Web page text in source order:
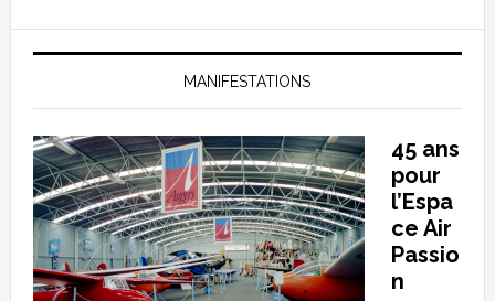
MANIFESTATIONS
45 ans
pour
l’Espa
ce Air
Passio
n